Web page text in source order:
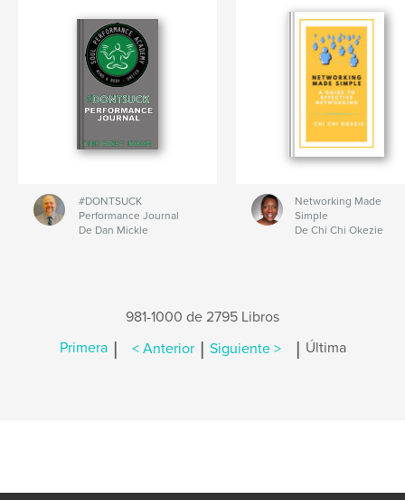
#DONTSUCK
Performance Journal
De Dan Mickle
Networking Made
Simple
De Chi Chi Okezie
981-1000 de 2795 Libros
Primera | < Anterior | Siguiente > | Última